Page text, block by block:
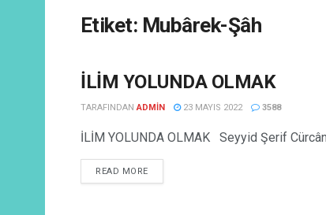
Etiket: Mubârek-Şâh
ALINTILAR / YORUMLAR
İLİM YOLUNDA OLMAK
TARAFINDAN ADMIN 23 MAYIS 2022 3588
İLİM YOLUNDA OLMAK Seyyid Şerif
READ MORE